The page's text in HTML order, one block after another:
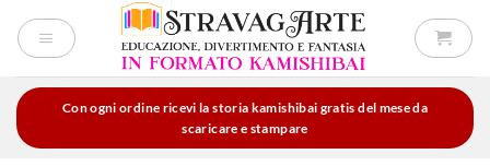
Con ogni ordine ricevi la storia kamishibai gratis del mese da
scaricare e stampare